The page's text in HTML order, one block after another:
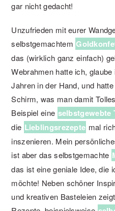
gar nicht gedacht!
Unzufrieden mit eurer
selbstgemachtem
das (wirklich ganz einfach)
Webrahmen hatte ich,
Jahren in der Hand, und
Schirm, was man damit
Beispiel eine selbstgewebte
die Lieblingsrezepte mal
inszenieren. Mein
ist aber das selbstgemachte
das ist eine geniale Idee, die
möchte! Neben schöner
und kreativen Basteleien